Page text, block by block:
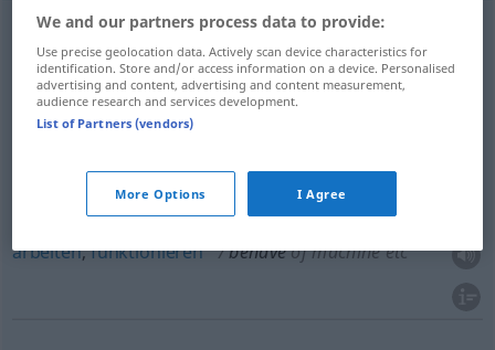
sich (gut)benehmenodbetragen behave
verhalten,reagieren behaveof things
arbeiten,funktionieren behaveof machineetc
We and our partners process data to provide:
Use precise geolocation data. Actively scan device characteristics for
identification. Store and/or access information on a device. Personalised
advertising and content, advertising and content measurement,
audience research and services development.
List of Partners (vendors)
More Options I Agree